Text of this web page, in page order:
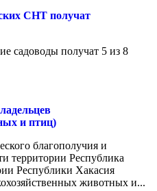
СНТ получат
садоводы получат 5 из 8
и птиц)
благополучия и
территории Республика
Республики Хакасия
животных и...